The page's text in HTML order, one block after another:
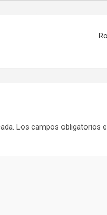
Los campos obligatorios